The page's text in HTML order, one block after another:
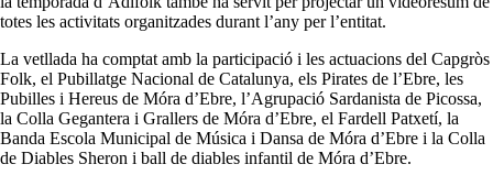
totes les activitats organitzades durant l’any per l’entitat.
La vetllada ha comptat amb la participació i les actuacions del Capgròs
Folk, el Pubillatge Nacional de Catalunya, els Pirates de l’Ebre, les
Pubilles i Hereus de Móra d’Ebre, l’Agrupació Sardanista de Picossa,
la Colla Gegantera i Grallers de Móra d’Ebre, el Fardell Patxetí, la
Banda Escola Municipal de Música i Dansa de Móra d’Ebre i la Colla
de Diables Sheron i ball de diables infantil de Móra d’Ebre.